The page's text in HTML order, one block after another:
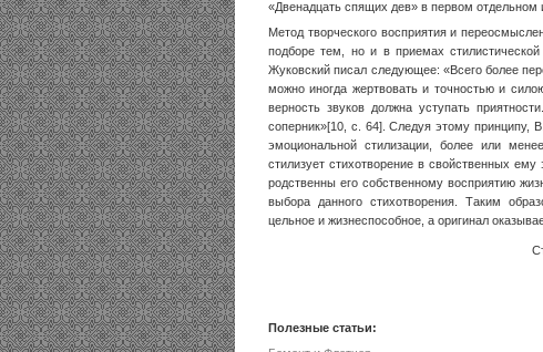
«Двенадцать спящих дев» в первом отдельном
Метод творческого восприятия и
подборе тем, но и в приемах
Жуковский писал следующее: «Всего более
можно иногда жертвовать и точностью и
верность звуков должна уступать
соперник»[10, с. 64]. Следуя этому принципу,
эмоциональной стилизации, более или
стилизует стихотворение в свойственных
родственны его собственному восприятию
выбора данного стихотворения. Таким
цельное и жизнеспособное, а оригинал
Полезные статьи: